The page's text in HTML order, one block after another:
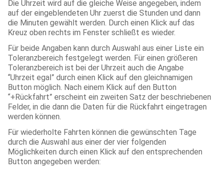
Die Uhrzeit wird auf die gleiche Weise angegeben, indem
auf der eingeblendeten Uhr zuerst die Stunden und dann
die Minuten gewählt werden. Durch einen Klick auf das
Kreuz oben rechts im Fenster schließt es wieder.
Für beide Angaben kann durch Auswahl aus einer Liste ein
Toleranzbereich festgelegt werden. Für einen größeren
Toleranzbereich ist bei der Uhrzeit auch die Angabe
“Uhrzeit egal” durch einen Klick auf den gleichnamigen
Button möglich. Nach einem Klick auf den Button
“+Rückfahrt” erscheint ein zweiten Satz der beschriebenen
Felder, in die dann die Daten für die Rückfahrt eingetragen
werden können.
Für wiederholte Fahrten können die gewünschten Tage
durch die Auswahl aus einer der vier folgenden
Möglichkeiten durch einen Klick auf den entsprechenden
Button angegeben werden: